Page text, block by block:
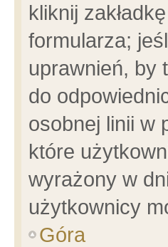
kliknij
formularza;
uprawnień, by
do
osobnej linii w
które
wyrażony w
użytkownicy
Góra